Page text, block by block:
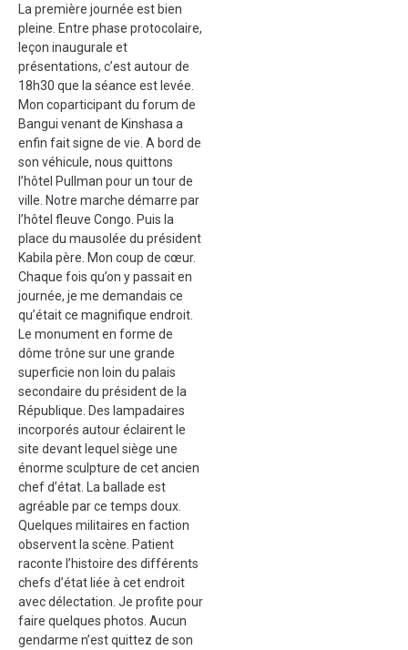
La première journée est bien
pleine. Entre phase protocolaire,
leçon inaugurale et
présentations, c’est autour de
18h30 que la séance est levée.
Mon coparticipant du forum de
Bangui venant de Kinshasa a
enfin fait signe de vie. A bord de
son véhicule, nous quittons
l’hôtel Pullman pour un tour de
ville. Notre marche démarre par
l’hôtel fleuve Congo. Puis la
place du mausolée du président
Kabila père. Mon coup de cœur.
Chaque fois qu’on y passait en
journée, je me demandais ce
qu’était ce magnifique endroit.
Le monument en forme de
dôme trône sur une grande
superficie non loin du palais
secondaire du président de la
République. Des lampadaires
incorporés autour éclairent le
site devant lequel siège une
énorme sculpture de cet ancien
chef d’état. La ballade est
agréable par ce temps doux.
Quelques militaires en faction
observent la scène. Patient
raconte l’histoire des différents
chefs d’état liée à cet endroit
avec délectation. Je profite pour
faire quelques photos. Aucun
gendarme n’est quittez de son